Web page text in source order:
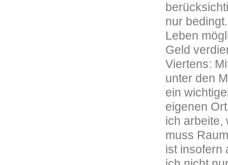
nur
Leben
Geld
Viertens:
unter den
ein
eigenen
ich arbeite,
muss
ist insofern